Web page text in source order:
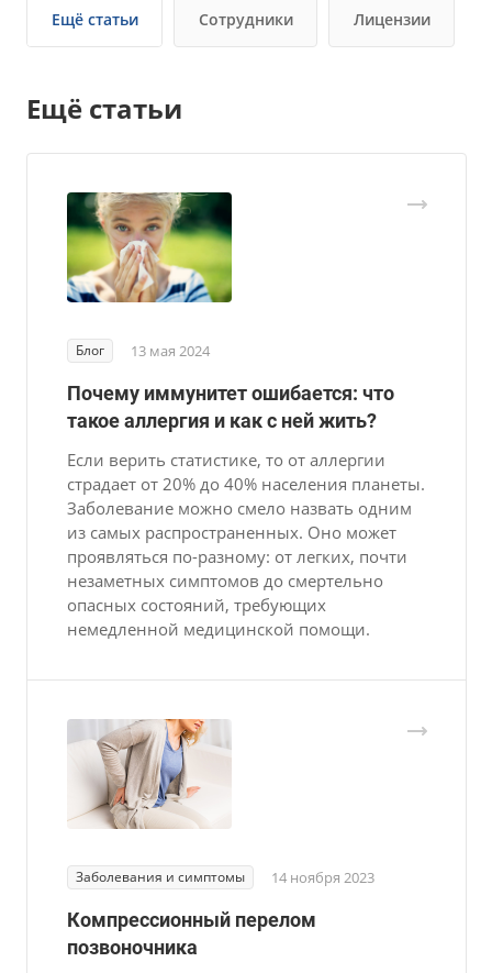
Ещё статьи Сотрудники Лицензии
Ещё статьи
Блог 13 мая 2024
Почему иммунитет ошибается: что
такое аллергия и как с ней жить?
Если верить статистике, то от аллергии
страдает от 20% до 40% населения планеты.
Заболевание можно смело назвать одним
из самых распространенных. Оно может
проявляться по-разному: от легких, почти
незаметных симптомов до смертельно
опасных состояний, требующих
немедленной медицинской помощи.
Заболевания и симптомы 14 ноября 2023
Компрессионный перелом
позвоночника